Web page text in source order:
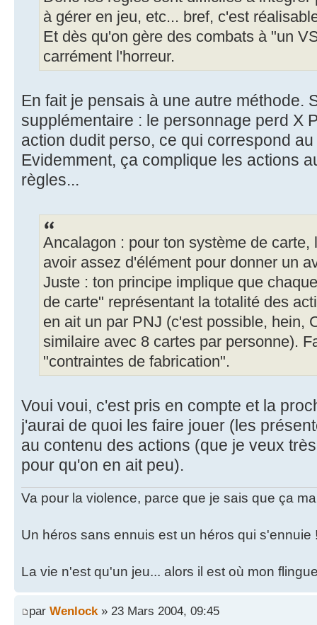
à gérer en jeu, etc... bref, c'est
Et dès qu'on gère des combats à "un
carrément l'horreur.
En fait je pensais à une autre méthode.
supplémentaire : le personnage perd X
action dudit perso, ce qui correspond
Evidemment, ça complique les actions
règles...
Ancalagon : pour ton système de carte,
avoir assez d'élément pour donner un
Juste : ton principe implique que
de carte" représentant la totalité des
en ait un par PNJ (c'est possible, hein,
similaire avec 8 cartes par personne).
"contraintes de fabrication".
Voui voui, c'est pris en compte et la
j'aurai de quoi les faire jouer (les
au contenu des actions (que je veux
pour qu'on en ait peu).
Va pour la violence, parce que je sais que ça
Un héros sans ennuis est un héros qui s'ennuie
La vie n'est qu'un jeu... alors il est où mon
par Wenlock » 23 Mars 2004, 09:45